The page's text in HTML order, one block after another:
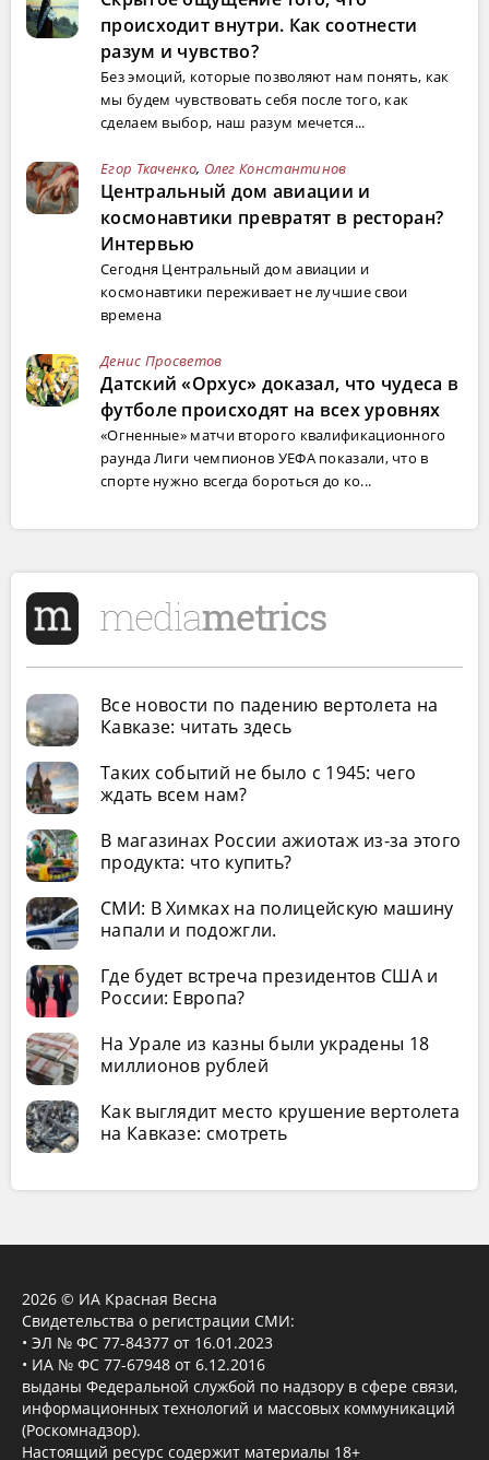
происходит внутри. Как соотнести
разум и чувство?
Без эмоций, которые позволяют нам понять, как
мы будем чувствовать себя после того, как
сделаем выбор, наш разум мечется...
Егор Ткаченко, Олег Константинов
Центральный дом авиации и
космонавтики превратят в ресторан?
Интервью
Сегодня Центральный дом авиации и
космонавтики переживает не лучшие свои
времена
Денис Просветов
Датский «Орхус» доказал, что чудеса в
футболе происходят на всех уровнях
«Огненные» матчи второго квалификационного
раунда Лиги чемпионов УЕФА показали, что в
спорте нужно всегда бороться до ко...
Все новости по падению вертолета на
Кавказе: читать здесь
Таких событий не было с 1945: чего
ждать всем нам?
В магазинах России ажиотаж из-за этого
продукта: что купить?
СМИ: В Химках на полицейскую машину
напали и подожгли.
Где будет встреча президентов США и
России: Европа?
На Урале из казны были украдены 18
миллионов рублей
Как выглядит место крушение вертолета
на Кавказе: смотреть
2026 © ИА Красная Весна
Свидетельства о регистрации СМИ:
• ЭЛ № ФС 77-84377 от 16.01.2023
• ИА № ФС 77-67948 от 6.12.2016
выданы Федеральной службой по надзору в сфере связи,
информационных технологий и массовых коммуникаций
(Роскомнадзор).
Настоящий ресурс содержит материалы 18+